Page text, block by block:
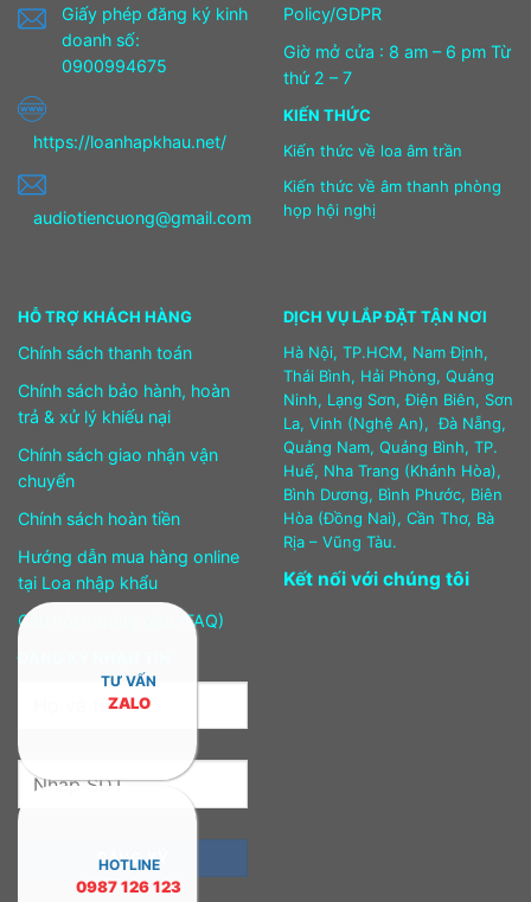
Giấy phép đăng ký kinh
doanh số:
0900994675
https://loanhapkhau.net/
audiotiencuong@gmail.com
Policy/GDPR
Giờ mở cửa : 8 am – 6 pm Từ
thứ 2 – 7
KIẾN THỨC
Kiến thức về loa âm trần
Kiến thức về âm thanh phòng
họp hội nghị
HỖ TRỢ KHÁCH HÀNG
Chính sách thanh toán
Chính sách bảo hành, hoàn
trả & xử lý khiếu nại
Chính sách giao nhận vận
chuyển
Chính sách hoàn tiền
Hướng dẫn mua hàng online
tại Loa nhập khẩu
Câu hỏi thường gặp (FAQ)
DỊCH VỤ LẮP ĐẶT TẬN NƠI
Hà Nội, TP.HCM, Nam Định,
Thái Bình, Hải Phòng, Quảng
Ninh, Lạng Sơn, Điện Biên, Sơn
La, Vinh (Nghệ An), Đà Nẵng,
Quảng Nam, Quảng Bình, TP.
Huế, Nha Trang (Khánh Hòa),
Bình Dương, Bình Phước, Biên
Hòa (Đồng Nai), Cần Thơ, Bà
Rịa – Vũng Tàu.
Kết nối với chúng tôi
TƯ VẤN
ZALO
HOTLINE
0987 126 123